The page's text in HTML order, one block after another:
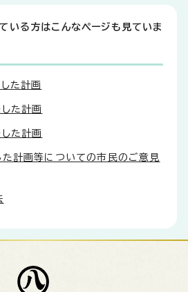
いる方はこんなページも見ていま
た計画
た計画
た計画
計画等についての市民のご意見